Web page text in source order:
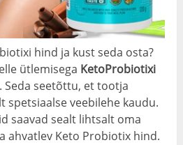
hind ja kust seda osta?
ütlemisega KetoProbiotixi
. Seda seetõttu, et tootja
veebilehe kaudu.
saavad sealt lihtsalt oma
ahvatlev Keto Probiotix hind.